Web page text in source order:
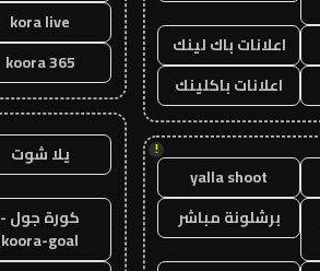
اعلانات باك لينك
اعلانات باكلينك
!
yalla shoot
برشلونة مباشر
kora live
koora 365
يلا شوت
كورة جول -
koora-goal